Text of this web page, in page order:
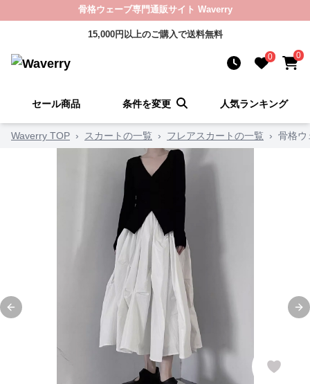
骨格ウェーブ専門通販サイト Waverry
15,000円以上のご購入で送料無料
0 0
セール商品 条件を変更 人気ランキング
Waverry TOP › スカートの一覧 › フレアスカートの一覧 › 骨格ウ
Previous slide